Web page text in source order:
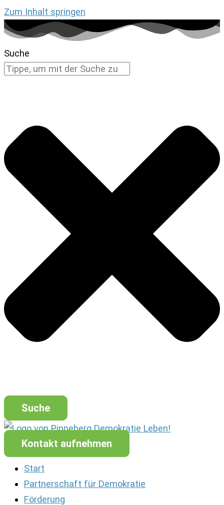
Zum Inhalt springen
Suche
Suche
Kontakt aufnehmen
Start
Partnerschaft für Demokratie
Förderung